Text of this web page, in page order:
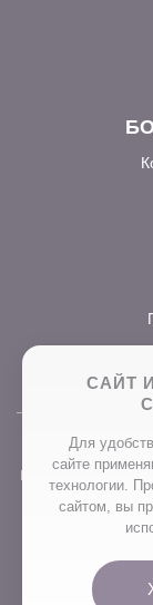
Вся текстовая
на сайте
«ПРОСТОБУКЕТ»
использование
САЙТ
Для
сайте
технологии.
сайтом, вы